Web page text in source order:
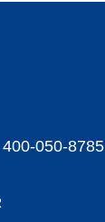
050-8785